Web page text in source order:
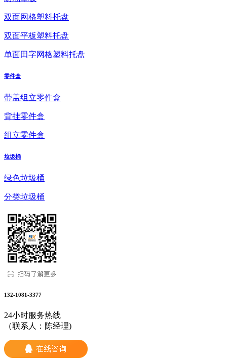
双面网格塑料托盘
双面平板塑料托盘
单面田字网格塑料托盘
零件盒
带盖组立零件盒
背挂零件盒
组立零件盒
垃圾桶
绿色垃圾桶
分类垃圾桶
132-1081-3377
24小时服务热线
（联系人：陈经理)